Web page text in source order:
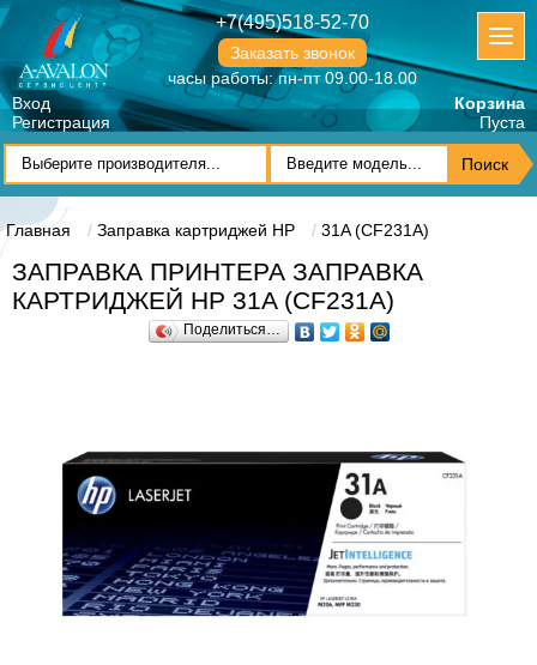
+7(495)518-52-70
Заказать звонок
часы работы: пн-пт 09.00-18.00
Вход
Регистрация
Корзина
Пуста
Главная Заправка картриджей HP 31A (CF231A)
ЗАПРАВКА ПРИНТЕРА ЗАПРАВКА
КАРТРИДЖЕЙ HP 31A (CF231A)
Поделиться…